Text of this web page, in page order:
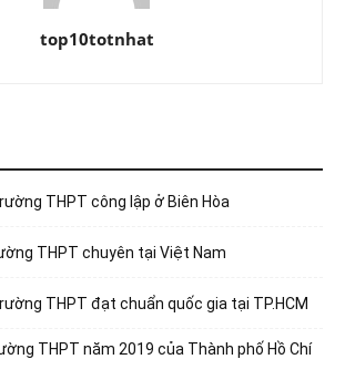
top10totnhat
THPT công lập ở Biên Hòa
THPT chuyên tại Việt Nam
THPT đạt chuẩn quốc gia tại TP.HCM
THPT năm 2019 của Thành phố Hồ Chí